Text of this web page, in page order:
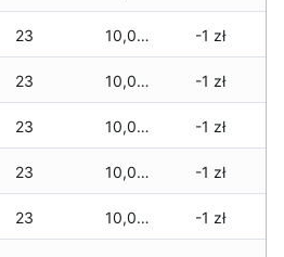
23 10,090 zł -1 zł
23 10,080 zł -1 zł
23 10,080 zł -1 zł
23 10,080 zł -1 zł
23 10,040 zł -1 zł